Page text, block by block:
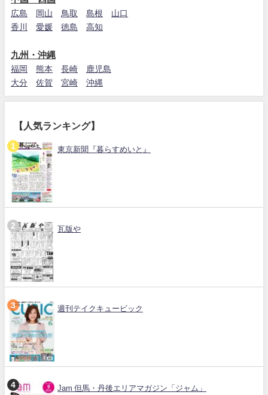
広島 岡山 鳥取 島根
山口
香川
愛媛 徳島 高知
九州・沖縄
福岡 熊本 長崎
鹿児島
大分
佐賀 宮崎 沖縄
【人気ランキング】
東京新聞『暮らすめいと』
瓦版や
週刊テイクキュービック
Jam 但馬・丹後エリアマガジン「ジャム」